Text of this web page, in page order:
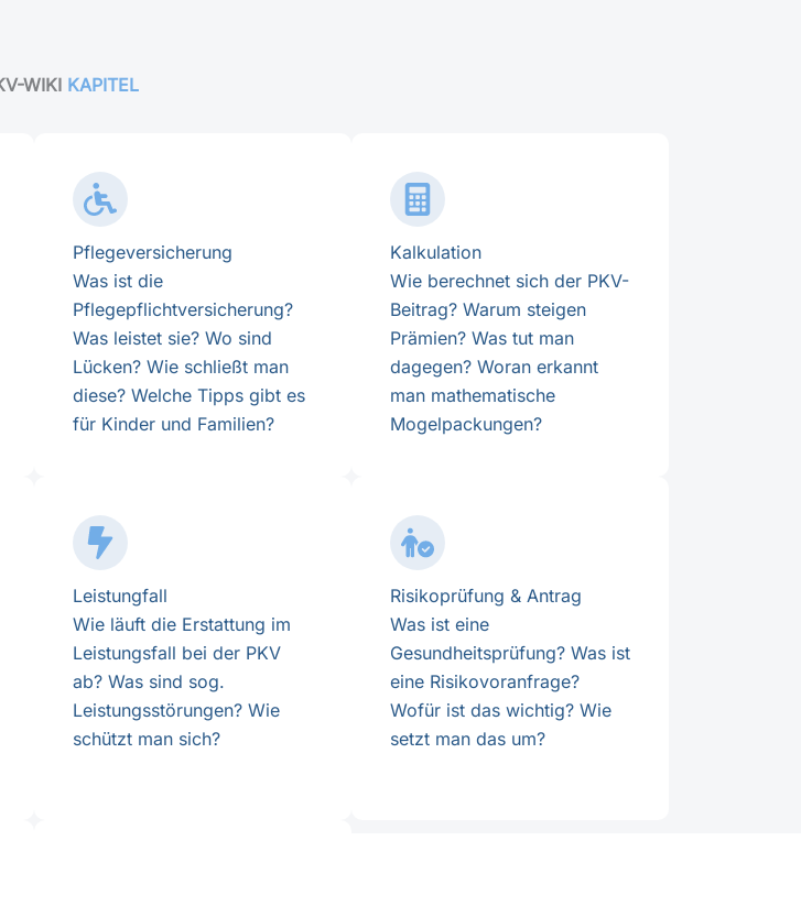
WIKI KAPITEL
Pflegeversicherung
Was ist die
Pflegepflichtversicherung?
Was leistet sie? Wo sind
Lücken? Wie schließt man
diese? Welche Tipps gibt es
für Kinder und Familien?
Kalkulation
Wie berechnet sich der PKV-
Beitrag? Warum steigen
Prämien? Was tut man
dagegen? Woran erkannt
man mathematische
Mogelpackungen?
Leistungfall
Wie läuft die Erstattung im
Leistungsfall bei der PKV
ab? Was sind sog.
Leistungsstörungen? Wie
schützt man sich?
Risikoprüfung & Antrag
Was ist eine
Gesundheitsprüfung? Was ist
eine Risikovoranfrage?
Wofür ist das wichtig? Wie
setzt man das um?